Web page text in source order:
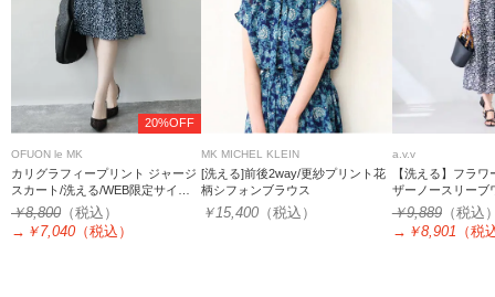
20%OFF
OFUON le MK
カリグラフィープリント ジャージ
スカート/洗える/WEB限定サイズ
あり
￥8,800 （税込）
→ ￥7,040 （税込）
MK MICHEL KLEIN
[洗える]前後2way/更紗プリント花
柄シフォンブラウス
￥15,400 （税込）
a.v.v
【洗える】フラ
ザーノースリーブ
￥9,889（税込
→ ￥8,901 （税